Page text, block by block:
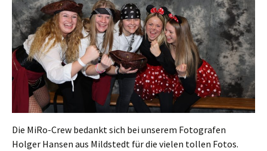
Die MiRo-Crew bedankt sich bei unserem Fotografen
Holger Hansen aus Mildstedt für die vielen tollen Fotos.